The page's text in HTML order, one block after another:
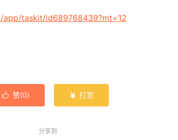
taskit/id689768439?mt=12
 赞(0)  打赏
分享到